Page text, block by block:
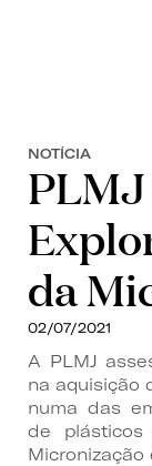
NOTÍCIA
PLMJ
da
02/07/2021
A PLMJ
na aquisição
numa das
de
Micronização